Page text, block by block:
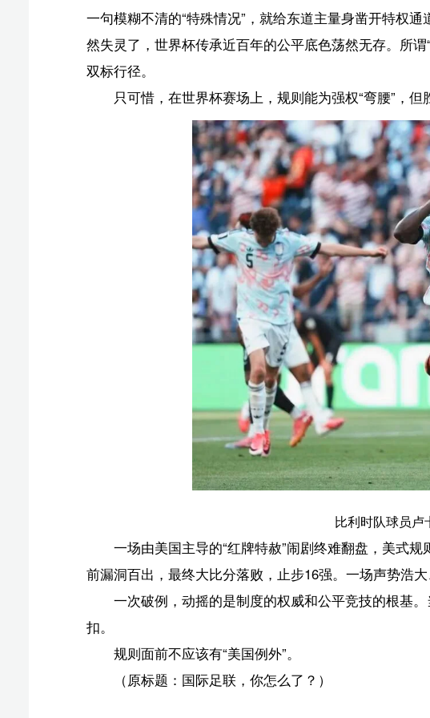
比利时队球员卢卡库庆祝进球
一场由美国主导的“红牌特赦”闹剧终难翻盘，美式规则双标被竞
前漏洞百出，最终大比分落败，止步16强。一场声势浩大、吃相难看
一次破例，动摇的是制度的权威和公平竞技的根基。当规则的硬
规则面前不应该有“美国例外”。
（原标题：国际足联，你怎么了？）
椰网首页 关于
椰网(c)国际旅游岛商
报纸出版许可证号:CN46-0002 互联网新闻信息服务